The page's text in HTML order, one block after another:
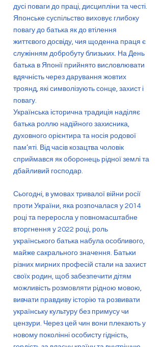
дусі поваги до праці, дисципліни та честі.
Японське суспільство виховує глибоку
повагу до батька як до втілення
життєвого досвіду, чия щоденна праця є
служінням добробуту близьких. На День
батька в Японії прийнято висловлювати
вдячність через дарування жовтих
троянд, які символізують сонце, захист і
повагу.
Українська історична традиція наділяє
батька роллю надійного захисника,
духовного орієнтира та носія родової
пам’яті. Від часів козацтва чоловік
сприймався як оборонець рідної землі та
дбайливий господар.
Сьогодні, в умовах тривалої війни росії
проти України, яка розпочалася у 2014
році та переросла у повномасштабне
вторгнення у 2022 році, роль
українського батька набула особливого,
майже сакрального значення. Батьки
різних мирних професій стали на захист
своїх родин, щоб забезпечити дітям
можливість розмовляти рідною мовою,
вивчати правдиву історію та розвивати
українську культуру без примусу чи
цензури. Через цей чин вони плекають у
новому поколінні особисту гідність,